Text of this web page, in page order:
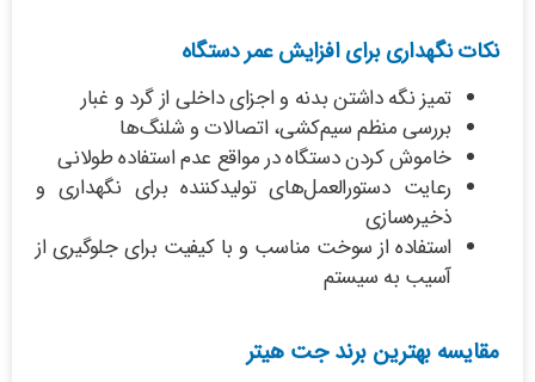
نکات نگهداری برای افزایش عمر دستگاه
تمیز نگه داشتن بدنه و اجزای داخلی از گرد و غبار
بررسی منظم سیم‌کشی، اتصالات و شلنگ‌ها
خاموش کردن دستگاه در مواقع عدم استفاده طولانی
رعایت دستورالعمل‌های تولیدکننده برای نگهداری و
ذخیره‌سازی
استفاده از سوخت مناسب و با کیفیت برای جلوگیری از
آسیب به سیستم
مقایسه بهترین برند جت هیتر